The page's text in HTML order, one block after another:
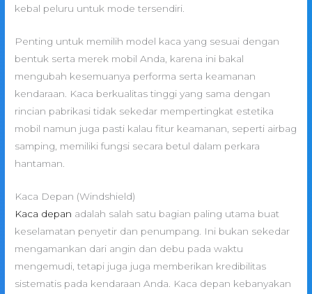
kebal peluru untuk mode tersendiri.
Penting untuk memilih model kaca yang sesuai dengan
bentuk serta merek mobil Anda, karena ini bakal
mengubah kesemuanya performa serta keamanan
kendaraan. Kaca berkualitas tinggi yang sama dengan
rincian pabrikasi tidak sekedar mempertingkat estetika
mobil namun juga pasti kalau fitur keamanan, seperti airbag
samping, memiliki fungsi secara betul dalam perkara
hantaman.
Kaca Depan (Windshield)
Kaca depan adalah salah satu bagian paling utama buat
keselamatan penyetir dan penumpang. Ini bukan sekedar
mengamankan dari angin dan debu pada waktu
mengemudi, tetapi juga juga memberikan kredibilitas
sistematis pada kendaraan Anda. Kaca depan kebanyakan